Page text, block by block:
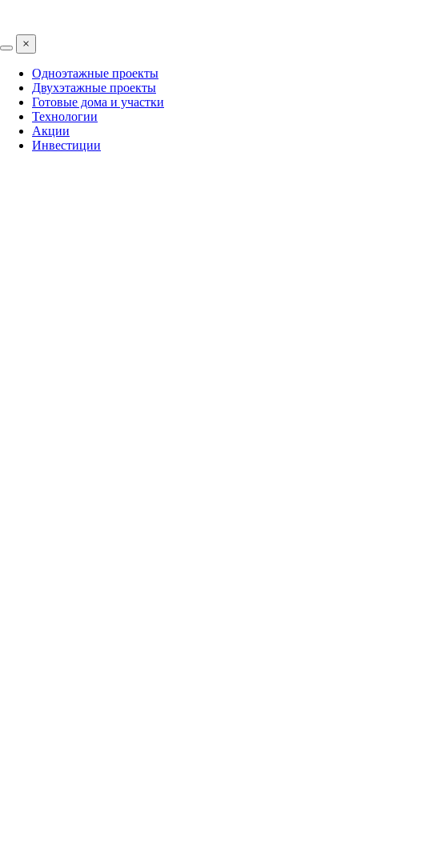
×
Одноэтажные проекты
Двухэтажные проекты
Готовые дома и участки
Технологии
Акции
Инвестиции